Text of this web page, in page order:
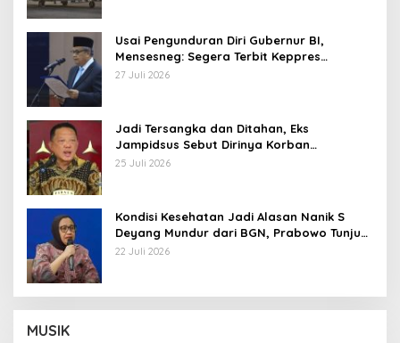
Usai Pengunduran Diri Gubernur BI,
Mensesneg: Segera Terbit Keppres
Pemberhentian dengan Hormat
27 Juli 2026
Jadi Tersangka dan Ditahan, Eks
Jampidsus Sebut Dirinya Korban
Kriminalisasi
25 Juli 2026
Kondisi Kesehatan Jadi Alasan Nanik S
Deyang Mundur dari BGN, Prabowo Tunjuk
Wamentan Sudaryono
22 Juli 2026
MUSIK